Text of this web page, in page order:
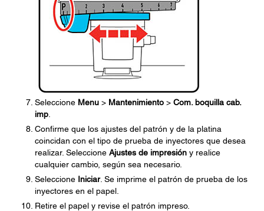
Seleccione Menu > Mantenimiento > Com. boquilla cab.
imp
Confirme que los ajustes del patrón y de la platina
coincidan con el tipo de prueba de inyectores que desea
realizar. Seleccione Ajustes de impresión y realice
cualquier cambio, según sea necesario.
Seleccione Iniciar. Se imprime el patrón de prueba de los
inyectores en el papel.
Retire el papel y revise el patrón impreso.